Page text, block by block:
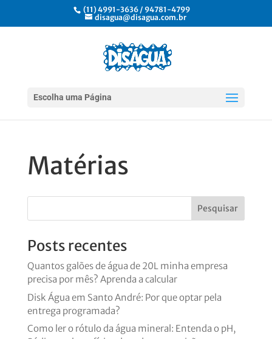
(11) 4991-3636 / 94781-4799
disagua@disagua.com.br
Escolha uma Página
Matérias
Posts recentes
Quantos galões de água de 20L minha empresa
precisa por mês? Aprenda a calcular
Disk Água em Santo André: Por que optar pela
entrega programada?
Como ler o rótulo da água mineral: Entenda o pH,